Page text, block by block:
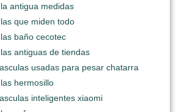
antigua medidas
que miden todo
baño cecotec
antiguas de tiendas
usadas para pesar chatarra
hermosillo
inteligentes xiaomi